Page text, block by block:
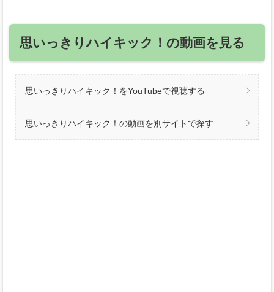
思いっきりハイキック！の動画を見る
思いっきりハイキック！をYouTubeで視聴する
思いっきりハイキック！の動画を別サイトで探す